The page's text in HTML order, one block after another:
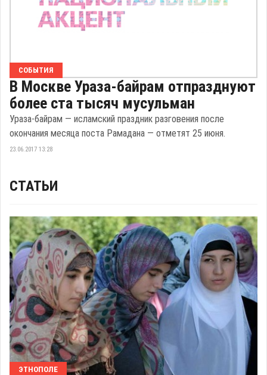
СОБЫТИЯ
В Москве Ураза-байрам отпразднуют
более ста тысяч мусульман
Ураза-байрам — исламский праздник разговения после
окончания месяца поста Рамадана — отметят 25 июня.
23.06.2017 13:28
СТАТЬИ
ЭТНОПОЛЕ